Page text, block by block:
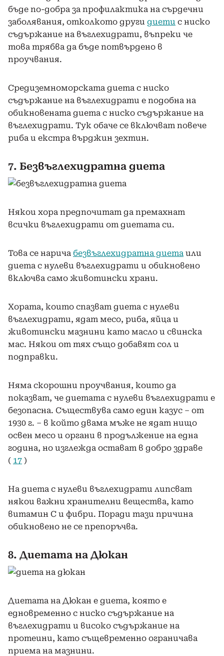
бъде по-добра за профилактика на сърдечни
заболявания, отколкото други диети с ниско
съдържание на въглехидрати, въпреки че
това трябва да бъде потвърдено в
проучвания.
Средиземноморската диета с ниско
съдържание на въглехидрати е подобна на
обикновената диета с ниско съдържание на
въглехидрати. Тук обаче се включват повече
риба и екстра върджин зехтин.
7. Безвъглехидратна диета
Някои хора предпочитат да премахнат
всички въглехидрати от диетата си.
Това се нарича безвъглехидратна диета или
диета с нулеви въглехидрати и обикновено
включва само животински храни.
Хората, които спазват диета с нулеви
въглехидрати, ядат месо, риба, яйца и
животински мазнини като масло и свинска
мас. Някои от тях също добавят сол и
подправки.
Няма скорошни проучвания, които да
показват, че диетата с нулеви въглехидрати е
безопасна. Съществува само един казус – от
1930 г. – в който двама мъже не ядат нищо
освен месо и органи в продължение на една
година, но изглежда остават в добро здраве
( 17 )
На диета с нулеви въглехидрати липсват
някои важни хранителни вещества, като
витамин С и фибри. Поради тази причина
обикновено не се препоръчва.
8. Диетата на Дюкан
Диетата на Дюкан е диета, която е
едновременно с ниско съдържание на
въглехидрати и високо съдържание на
протеини, като същевременно ограничава
приема на мазнини.